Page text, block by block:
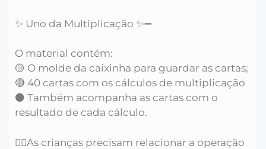
✨ Uno da Multiplicação ✨➖
O material contém:
🟡 O molde da caixinha para guardar as cartas;
🔴 40 cartas com os cálculos de multiplicação
⚫️ Também acompanha as cartas com o
resultado de cada cálculo.
👉🏼As crianças precisam relacionar a operação